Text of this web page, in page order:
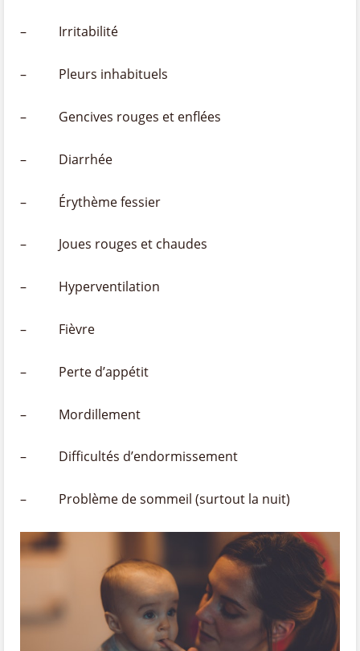
– Irritabilité
– Pleurs inhabituels
– Gencives rouges et enflées
– Diarrhée
– Érythème fessier
– Joues rouges et chaudes
– Hyperventilation
– Fièvre
– Perte d’appétit
– Mordillement
– Difficultés d’endormissement
– Problème de sommeil (surtout la nuit)